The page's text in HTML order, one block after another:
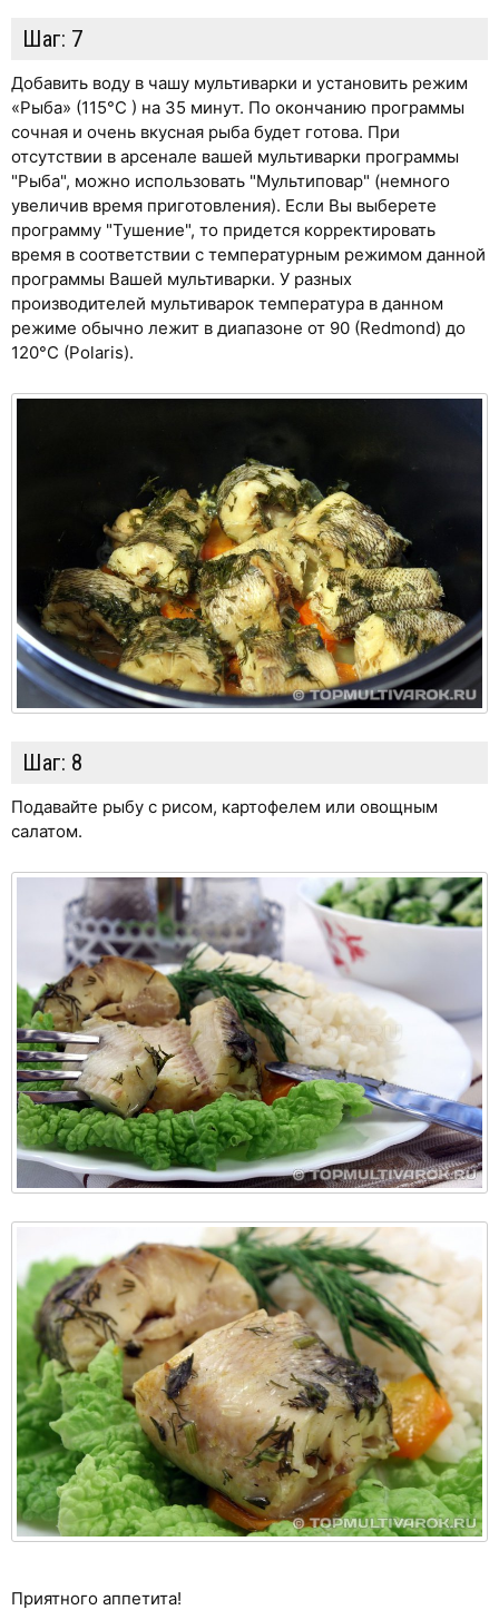
Шаг: 7
Добавить воду в чашу мультиварки и установить режим
«Рыба» (115°С ) на 35 минут. По окончанию программы
сочная и очень вкусная рыба будет готова. При
отсутствии в арсенале вашей мультиварки программы
"Рыба", можно использовать "Мультиповар" (немного
увеличив время приготовления). Если Вы выберете
программу "Тушение", то придется корректировать
время в соответствии с температурным режимом данной
программы Вашей мультиварки. У разных
производителей мультиварок температура в данном
режиме обычно лежит в диапазоне от 90 (Redmond) до
120°С (Polaris).
Шаг: 8
Подавайте рыбу с рисом, картофелем или овощным
салатом.
Приятного аппетита!